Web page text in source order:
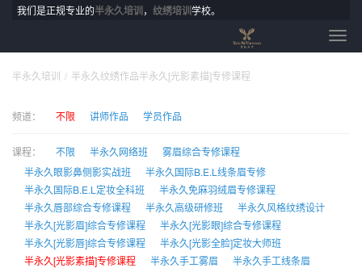
我们是正规专业的半永久培训， 纹绣培训学校。
半永久培训 半永久纹绣作品半永久[光影素描]专修课程
频道： 不限 讲师作品 学员作品
课程： 不限 半永久网络班
雾眉综合专修课程
半永久眼影鼻侧影实战班
半永久国际B.E.L线条眉专修
半永久国际B.E.L定妆全科班
半永久免麻羽绒眉专修课程
半永久唇部综合专修课程
半永久高级研修班
半永久风格纹绣设计
半永久[光影眉]综合专修课程
半永久[光影眼]综合专修课程
半永久[光影唇]综合专修课程
半永久[光影全脸]定妆大师班
半永久[光影素描]专修课程
半永久手工雾眉
半永久手工线条眉